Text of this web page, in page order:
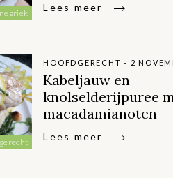
Lees meer
HOOFDGERECHT - 2
Kabeljauw en
knolselderijpuree
macadamianoten
Lees meer